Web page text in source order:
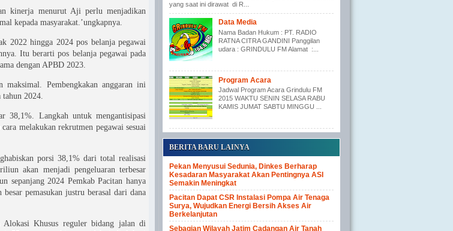
kinerja menurut Aji perlu menjadikan
kepada masyarakat.’ungkapnya.
2022 hingga 2024 pos belanja pegawai
Itu berarti pos belanja pegawai pada
dengan APBD 2023.
Pembengkakan anggaran ini
tahun 2024.
38,1%. Langkah untuk mengantisipasi
melakukan rekrutmen pegawai sesuai
porsi 38,1% dari total realisasi
akan menjadi pengeluaran terbesar
sepanjang 2024 Pemkab Pacitan hanya
pemasukan justru berasal dari dana
Alokasi Khusus reguler bidang jalan di
yang saat ini dirawat di R...
Data Media
Nama Badan Hukum : PT. RADIO
RATNA CITRA GANDINI Panggilan
udara : GRINDULU FM Alamat :...
Program Acara
Jadwal Program Acara Grindulu FM
2015 WAKTU SENIN SELASA RABU
KAMIS JUMAT SABTU MINGGU ...
BERITA BARU LAINYA
Pekan Menyusui Sedunia, Dinkes Berharap
Kesadaran Masyarakat Akan Pentingnya ASI
Semakin Meningkat
Pacitan Dapat CSR Instalasi Pompa Air Tenaga
Surya, Wujudkan Energi Bersih Akses Air
Berkelanjutan
Sebagian Wilayah Jatim Cadangan Air Tanah